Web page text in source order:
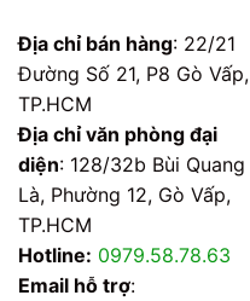
Địa chỉ bán hàng: 22/21
Đường Số 21, P8 Gò Vấp,
TP.HCM
Địa chỉ văn phòng đại
diện: 128/32b Bùi Quang
Là, Phường 12, Gò Vấp,
TP.HCM
Hotline: 0979.58.78.63
Email hỗ trợ: